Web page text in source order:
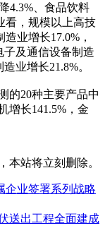
4.3%、食品饮料
看，规模以上高技
业增长17.0%，
子及通信设备制造
业增长21.8%。
20种主要产品中
增长141.5%，金
本站将立刻删除。
企业签署系列战略
送出工程全面建成